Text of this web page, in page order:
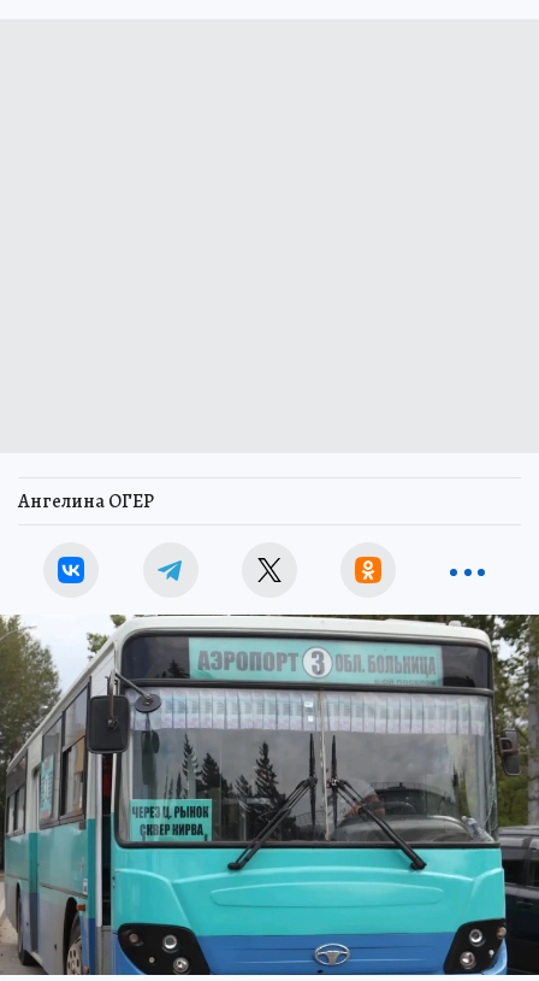
Ангелина ОГЕР